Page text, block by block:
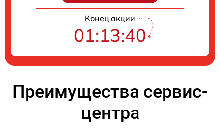
Конец акции
01:13:39
Преимущества сервис-
центра